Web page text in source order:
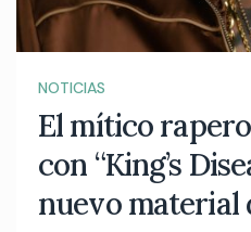
NOTICIAS
El mítico
con “King’s
nuevo material